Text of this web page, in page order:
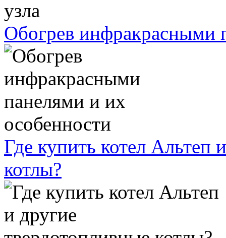
Обогрев инфракрасными
Где купить котел Альтеп
котлы?